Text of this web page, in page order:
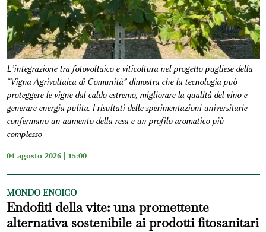
L’integrazione tra fotovoltaico e viticoltura nel progetto pugliese della
“Vigna Agrivoltaica di Comunità” dimostra che la tecnologia può
proteggere le vigne dal caldo estremo, migliorare la qualità del vino e
generare energia pulita. I risultati delle sperimentazioni universitarie
confermano un aumento della resa e un profilo aromatico più
complesso
04 agosto 2026 | 15:00
MONDO ENOICO
Endofiti della vite: una promettente
alternativa sostenibile ai prodotti fitosanitari